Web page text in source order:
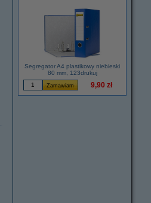
Segregator A4 plastikowy niebieski
80 mm, 123drukuj
9,90 zł